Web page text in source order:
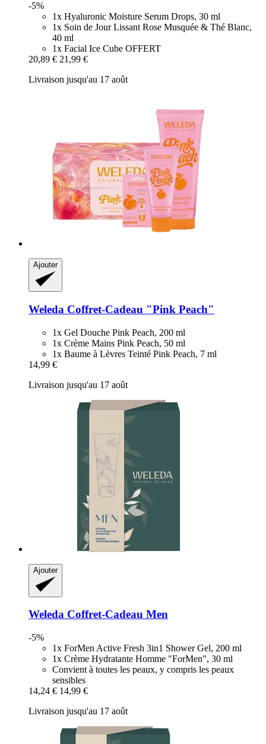
-5%
1x Hyaluronic Moisture Serum Drops, 30 ml
1x Soin de Jour Lissant Rose Musquée & Thé Blanc,
40 ml
1x Facial Ice Cube OFFERT
20,89 € 21,99 €
Livraison jusqu'au 17 août
Ajouter
Weleda Coffret-​Cadeau "Pink Peach"
1x Gel Douche Pink Peach, 200 ml
1x Crème Mains Pink Peach, 50 ml
1x Baume à Lèvres Teinté Pink Peach, 7 ml
14,99 €
Livraison jusqu'au 17 août
Ajouter
Weleda Coffret-​Cadeau Men
-5%
1x ForMen Active Fresh 3in1 Shower Gel, 200 ml
1x Crème Hydratante Homme "ForMen", 30 ml
Convient à toutes les peaux, y compris les peaux
sensibles
14,24 € 14,99 €
Livraison jusqu'au 17 août